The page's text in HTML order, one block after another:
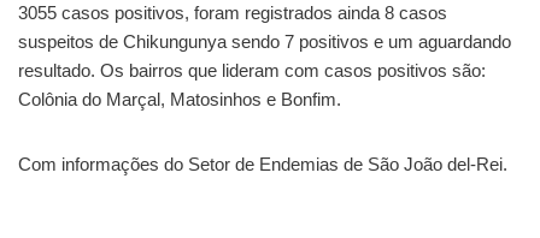
3055 casos positivos, foram registrados ainda 8 casos
suspeitos de Chikungunya sendo 7 positivos e um aguardando
resultado. Os bairros que lideram com casos positivos são:
Colônia do Marçal, Matosinhos e Bonfim.
Com informações do Setor de Endemias de São João del-Rei.